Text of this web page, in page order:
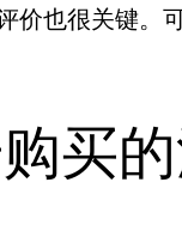
价也很关键。
买